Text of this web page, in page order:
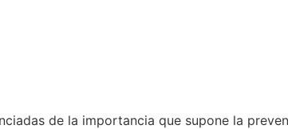
de la importancia que supone la